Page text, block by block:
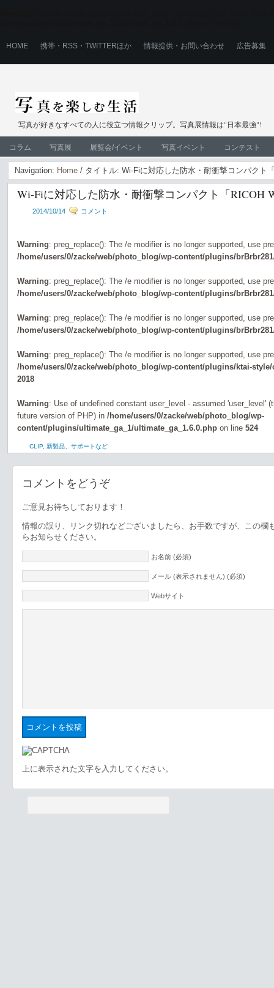
HOME 携帯・RSS・TWITTERほか 情報提供・お問い合わせ 広告募集
写真が好きなすべての人に役立つ情報クリップ。写真展情報は"日本最強"!
コラム 写真展 展覧会/イベント 写真イベント コンテスト
Navigation: Home / タイトル: Wi-Fiに対応した防水・耐衝撃コンパクト
Wi-Fiに対応した防水・耐衝撃コンパクト「RICOH
2014/10/14 コメント
Warning: preg_replace(): The /e modifier is no longer supported, use
/home/users/0/zacke/web/photo_blog/wp-content/plugins/
Warning: preg_replace(): The /e modifier is no longer supported, use
/home/users/0/zacke/web/photo_blog/wp-content/plugins/
Warning: preg_replace(): The /e modifier is no longer supported, use
/home/users/0/zacke/web/photo_blog/wp-content/plugins/
Warning: preg_replace(): The /e modifier is no longer supported, use
/home/users/0/zacke/web/photo_blog/wp-content/plugins/ktai-
2018
Warning: Use of undefined constant user_level - assumed 'user_level'
future version of PHP) in /home/users/0/zacke/web/photo_blog/wp-
content/plugins/ultimate_ga_1/ultimate_ga_1.6.0.php on line 524
CLIP, 新製品、サポートなど
コメントをどうぞ
ご意見お待ちしております！
情報の誤り、リンク切れなどございましたら、お手数ですが、この欄
らお知らせください。
お名前 (必須)
メール (表示されません) (必須)
Webサイト
上に表示された文字を入力してください。